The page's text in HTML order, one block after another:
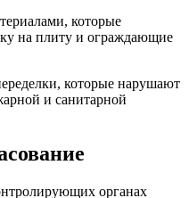
которые
на плиту и ограждающие
которые нарушают
и санитарной
органах